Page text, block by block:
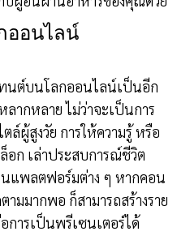
ออนไลน์
ทนต์บนโลกออนไลน์เป็นอีก
ลากหลาย ไม่ว่าจะเป็นการ
ล์ผู้สูงวัย การให้ความรู้ หรือ
อก เล่าประสบการณ์ชีวิต
แพลตฟอร์มต่าง ๆ หากคอน
มมากพอ ก็สามารถสร้างราย
ารเป็นพรีเซนเตอร์ได้